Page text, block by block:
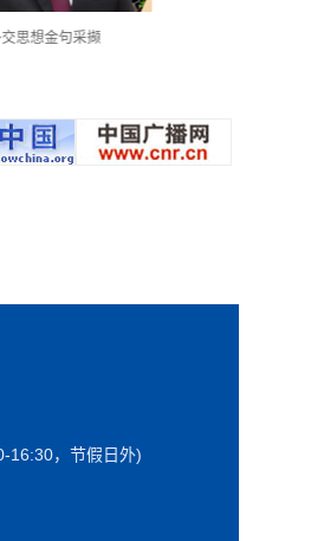
思想金句采撷
16:30，节假日外)